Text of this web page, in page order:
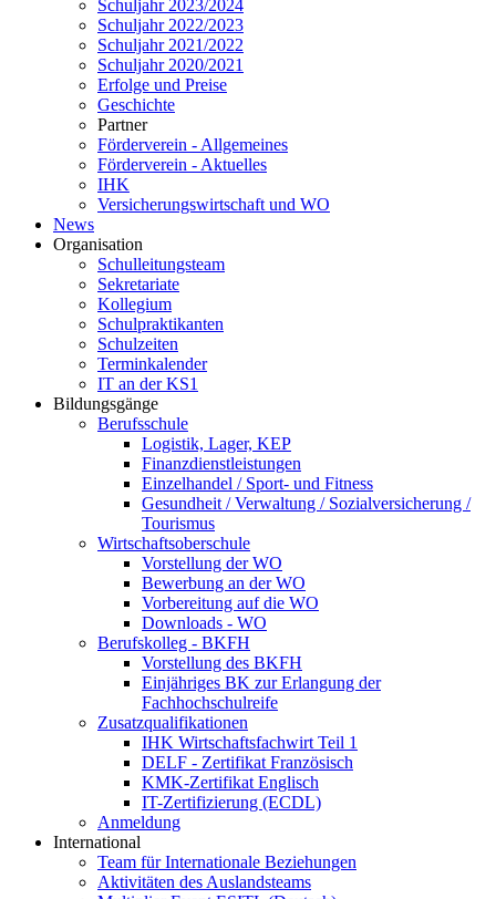
Schuljahr 2023/2024
Schuljahr 2022/2023
Schuljahr 2021/2022
Schuljahr 2020/2021
Erfolge und Preise
Geschichte
Partner
Förderverein - Allgemeines
Förderverein - Aktuelles
IHK
Versicherungswirtschaft und WO
News
Organisation
Schulleitungsteam
Sekretariate
Kollegium
Schulpraktikanten
Schulzeiten
Terminkalender
IT an der KS1
Bildungsgänge
Berufsschule
Logistik, Lager, KEP
Finanzdienstleistungen
Einzelhandel / Sport- und Fitness
Gesundheit / Verwaltung / Sozialversicherung /
Tourismus
Wirtschaftsoberschule
Vorstellung der WO
Bewerbung an der WO
Vorbereitung auf die WO
Downloads - WO
Berufskolleg - BKFH
Vorstellung des BKFH
Einjähriges BK zur Erlangung der
Fachhochschulreife
Zusatzqualifikationen
IHK Wirtschaftsfachwirt Teil 1
DELF - Zertifikat Französisch
KMK-Zertifikat Englisch
IT-Zertifizierung (ECDL)
Anmeldung
International
Team für Internationale Beziehungen
Aktivitäten des Auslandsteams